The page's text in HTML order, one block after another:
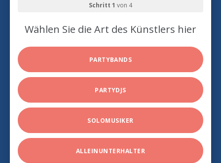
Schritt 1 von 4
Wählen Sie die Art des Künstlers hier
PARTYBANDS
PARTYDJS
SOLOMUSIKER
ALLEINUNTERHALTER